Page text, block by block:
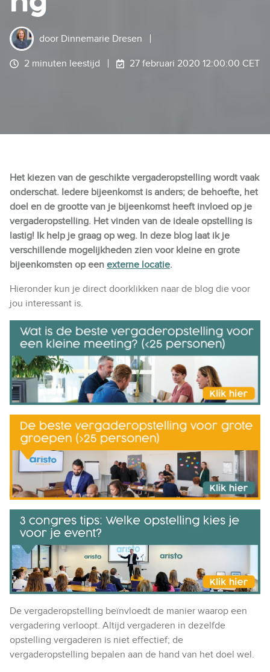
door Dinnemarie Dresen
2 minuten leestijd 27 februari 2020 12:00:00 CET
Het kiezen van de geschikte vergaderopstelling wordt vaak
onderschat. Iedere bijeenkomst is anders; de behoefte, het
doel en de grootte van je bijeenkomst heeft invloed op je
vergaderopstelling. Het vinden van de ideale opstelling is
lastig! Ik help je graag op weg. In deze blog laat ik je
verschillende mogelijkheden zien voor kleine en grote
bijeenkomsten op een externe locatie.
Hieronder kun je direct doorklikken naar de blog die voor
jou interessant is.
De vergaderopstelling beïnvloedt de manier waarop een
vergadering verloopt. Altijd vergaderen in dezelfde
opstelling vergaderen is niet effectief; de
vergaderopstelling bepalen aan de hand van het doel wel.